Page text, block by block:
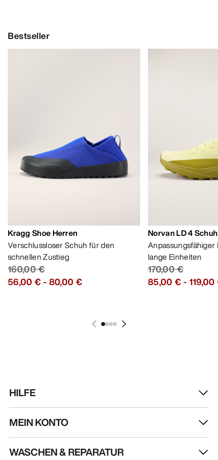
Bestseller
Kragg Shoe Herren
Verschlussloser Schuh für den
schnellen Zustieg
160,00 €
56,00 €- 80,00 €
Norvan LD 4
lange Einheiten
170,00 €
85,00 €-
HILFE
MEIN KONTO
WASCHEN & REPARATUR